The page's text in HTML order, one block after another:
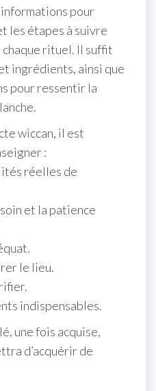
pour
les étapes à suivre
rituel. Il suffit
ingrédients, ainsi que
pour ressentir la
wiccan, il est
:
réelles de
et la patience
le lieu.
indispensables.
une fois acquise,
d’acquérir de